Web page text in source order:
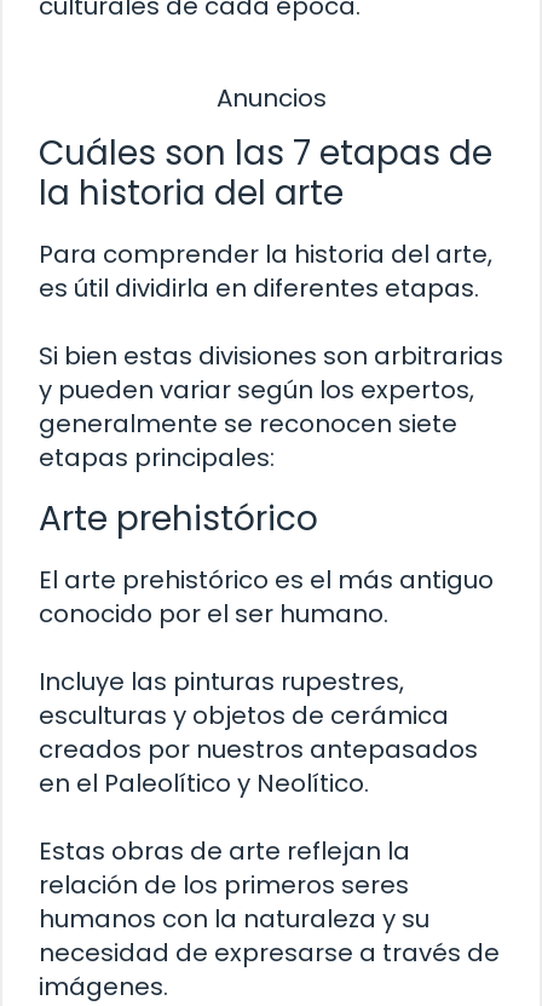
Anuncios
Cuáles son las 7 etapas de
la historia del arte
Para comprender la historia del arte,
es útil dividirla en diferentes etapas.
Si bien estas divisiones son arbitrarias
y pueden variar según los expertos,
generalmente se reconocen siete
etapas principales:
Arte prehistórico
El arte prehistórico es el más antiguo
conocido por el ser humano.
Incluye las pinturas rupestres,
esculturas y objetos de cerámica
creados por nuestros antepasados ​​
en el Paleolítico y Neolítico.
Estas obras de arte reflejan la
relación de los primeros seres
humanos con la naturaleza y su
necesidad de expresarse a través de
imágenes.